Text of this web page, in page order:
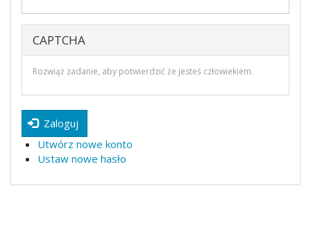
CAPTCHA
Rozwiąż zadanie, aby potwierdzić że jesteś człowiekiem.
Zaloguj
Utwórz nowe konto
Ustaw nowe hasło